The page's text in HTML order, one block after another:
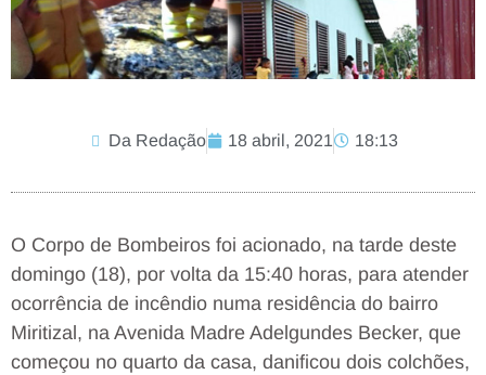
Da Redação 18 abril, 2021 18:13
O Corpo de Bombeiros foi acionado, na tarde deste
domingo (18), por volta da 15:40 horas, para atender
ocorrência de incêndio numa residência do bairro
Miritizal, na Avenida Madre Adelgundes Becker, que
começou no quarto da casa, danificou dois colchões,